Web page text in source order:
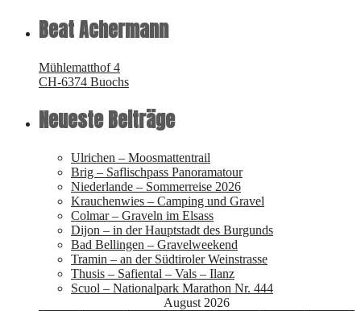
Beat Achermann
Mühlematthof 4
CH-6374 Buochs
Neueste Beiträge
Ulrichen – Moosmattentrail
Brig – Saflischpass Panoramatour
Niederlande – Sommerreise 2026
Krauchenwies – Camping und Gravel
Colmar – Graveln im Elsass
Dijon – in der Hauptstadt des Burgunds
Bad Bellingen – Gravelweekend
Tramin – an der Südtiroler Weinstrasse
Thusis – Safiental – Vals – Ilanz
Scuol – Nationalpark Marathon Nr. 444
August 2026